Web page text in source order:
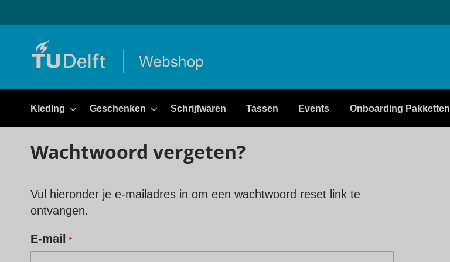
Kleding Geschenken Schrijfwaren Tassen Events Onboarding Pakketten
Wachtwoord vergeten?
Vul hieronder je e-mailadres in om een wachtwoord reset link te
ontvangen.
E-mail